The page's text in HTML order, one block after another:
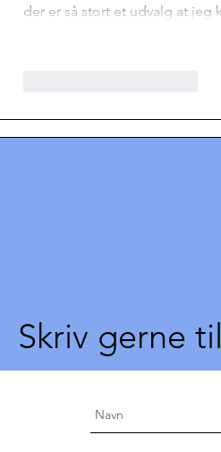
der er så stort et udvalg at
Skriv gerne